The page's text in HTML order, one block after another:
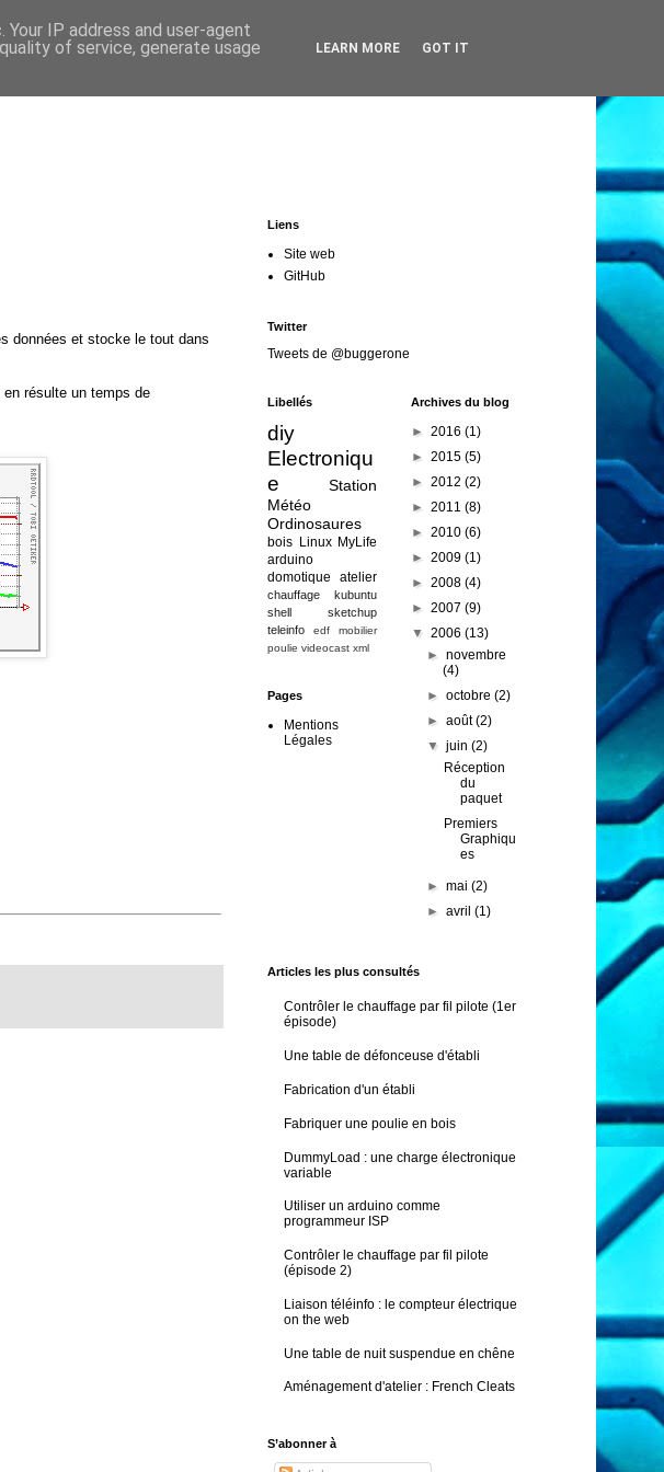
données et stocke le tout dans
résulte un temps de
Liens
Site web
GitHub
Twitter
Tweets de @buggerone
Libellés
diy
Electroniqu
e
Station
Météo
Ordinosaures
bois Linux MyLife
arduino
domotique
atelier
chauffage
kubuntu
shell
sketchup
teleinfo
edf
mobilier
poulie videocast xml
Pages
Mentions
Légales
Archives du blog
► 2016 (1)
► 2015 (5)
► 2012 (2)
► 2011 (8)
► 2010 (6)
► 2009 (1)
► 2008 (4)
► 2007 (9)
▼ 2006 (13)
►novembre
(4)
►octobre(2)
►août(2)
▼juin(2)
Réception
du
paquet
Premiers
Graphiqu
es
►mai(2)
►avril(1)
Articles les plus consultés
Contrôler le chauffage par fil pilote (1er
épisode)
Une table de défonceuse d'établi
Fabrication d'un établi
Fabriquer une poulie en bois
DummyLoad : une charge électronique
variable
Utiliser un arduino comme
programmeur ISP
Contrôler le chauffage par fil pilote
(épisode 2)
Liaison téléinfo : le compteur électrique
on the web
Une table de nuit suspendue en chêne
Aménagement d'atelier : French Cleats
S’abonner à
IP address and user-agent
of service, generate usage
LEARN MORE GOT IT